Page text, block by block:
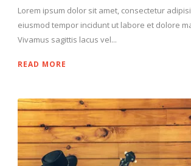
Lorem ipsum dolor sit amet, consectetur
eiusmod tempor incidunt ut labore et dolore
Vivamus sagittis lacus vel...
READ MORE